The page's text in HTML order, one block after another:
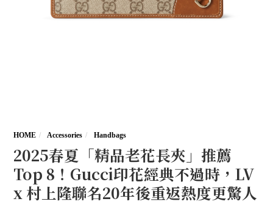
HOME Accessories Handbags
2025春夏「精品老花長夾」推薦
Top 8！Gucci印花經典不過時，LV
x 村上隆聯名20年後重返熱度更驚人